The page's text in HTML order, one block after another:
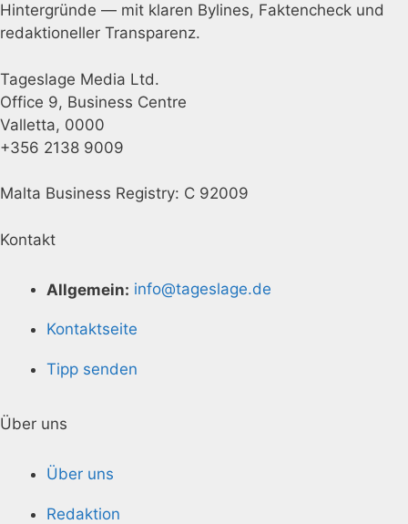
Hintergründe — mit klaren Bylines, Faktencheck und
redaktioneller Transparenz.
Tageslage Media Ltd.
Office 9, Business Centre
Valletta, 0000
+356 2138 9009
Malta Business Registry: C 92009
Kontakt
Allgemein: info@tageslage.de
Kontaktseite
Tipp senden
Über uns
Über uns
Redaktion